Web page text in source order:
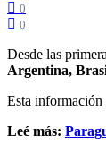
0
0
Desde las
Argentina,
Esta
Leé más: